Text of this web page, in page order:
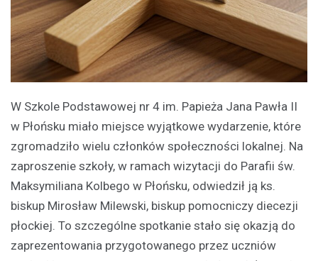
W Szkole Podstawowej nr 4 im. Papieża Jana Pawła II
w Płońsku miało miejsce wyjątkowe wydarzenie, które
zgromadziło wielu członków społeczności lokalnej. Na
zaproszenie szkoły, w ramach wizytacji do Parafii św.
Maksymiliana Kolbego w Płońsku, odwiedził ją ks.
biskup Mirosław Milewski, biskup pomocniczy diecezji
płockiej. To szczególne spotkanie stało się okazją do
zaprezentowania przygotowanego przez uczniów